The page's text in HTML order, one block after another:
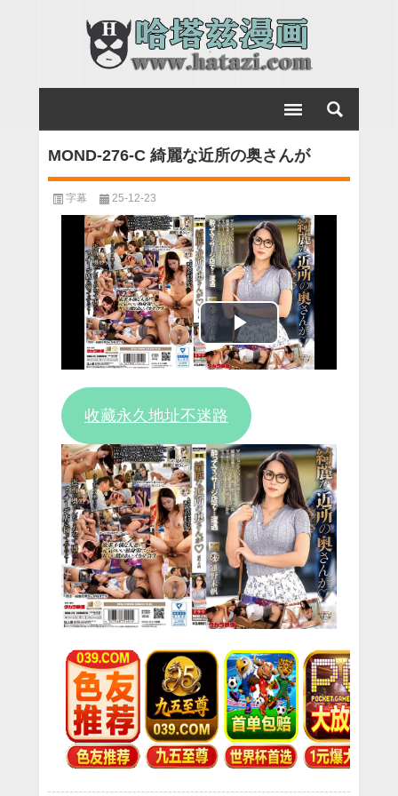
MOND-276-C 綺麗な近所の奥さんが
字幕 25-12-23
Play
收藏永久地址不迷路